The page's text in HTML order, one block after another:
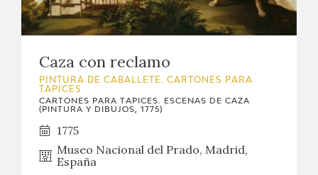
Caza con reclamo
PINTURA DE CABALLETE. CARTONES PARA
TAPICES
CARTONES PARA TAPICES. ESCENAS DE CAZA
(PINTURA Y DIBUJOS, 1775)
1775
Museo Nacional del Prado, Madrid,
España